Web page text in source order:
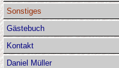
Sonstiges
Gästebuch
Kontakt
Daniel Müller